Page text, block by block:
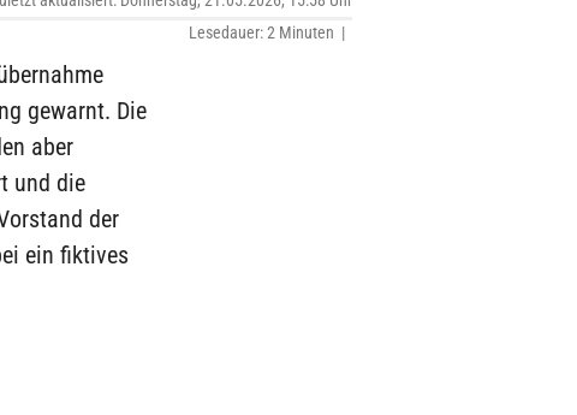
Lesedauer: 2 Minuten |
gewarnt. Die
aber
und die
der
ein fiktives